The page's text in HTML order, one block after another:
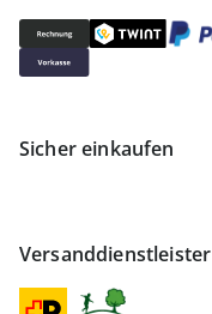
Sicher einkaufen
Versanddienstleister